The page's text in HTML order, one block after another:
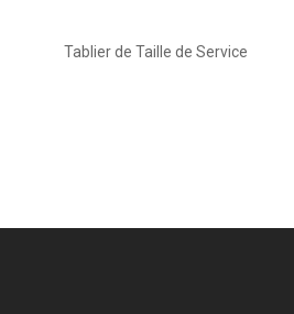
Tablier de Taille de Service